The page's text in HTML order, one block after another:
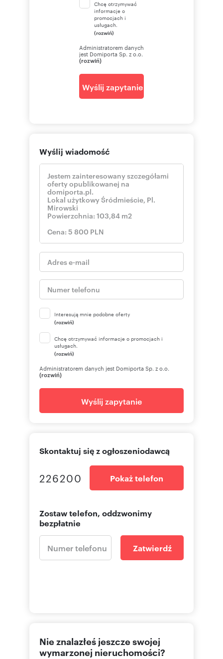
Chcę otrzymywać
informacje o
promocjach i
usługach.
(rozwiń)
Administratorem danych
jest Domiporta Sp. z o.o.
(rozwiń)
Wyślij zapytanie
Wyślij wiadomość
Interesują mnie podobne oferty
(rozwiń)
Chcę otrzymywać informacje o promocjach i
usługach.
(rozwiń)
Administratorem danych jest Domiporta Sp. z o.o.
(rozwiń)
Wyślij zapytanie
Skontaktuj się z ogłoszeniodawcą
226200 Pokaż telefon
Zostaw telefon, oddzwonimy
bezpłatnie
Zatwierdź
Nie znalazłeś jeszcze swojej
wymarzonej nieruchomości?